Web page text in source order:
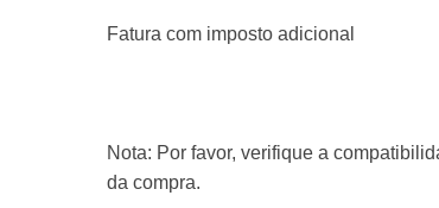
Fatura com imposto adicional
Nota: Por favor, verifique a
da compra.